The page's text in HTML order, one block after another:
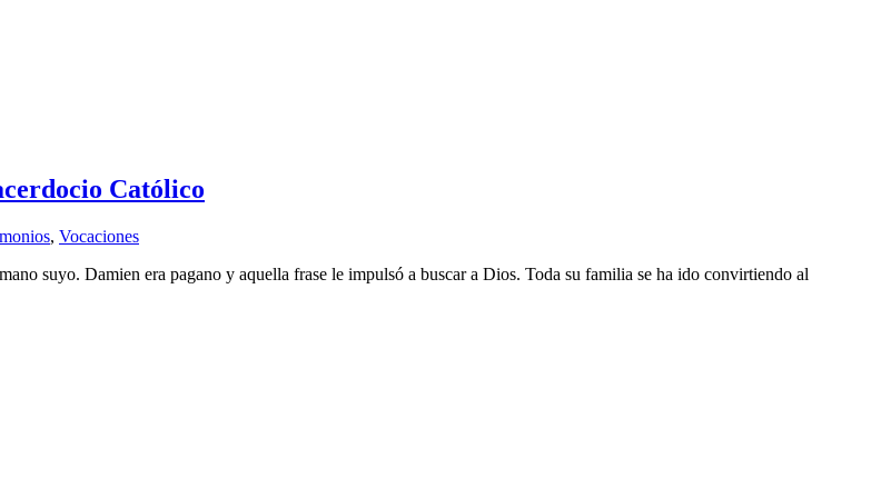
Católico
, Vocaciones
suyo. Damien era pagano y aquella frase le impulsó a buscar a Dios. Toda su familia se ha ido convirtiendo al